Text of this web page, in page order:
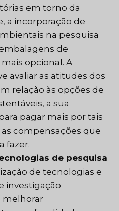
em torno da
a incorporação de
na pesquisa
de
opcional. A
avaliar as atitudes dos
relação às opções de
a sua
pagar mais por tais
compensações que
fazer.
de pesquisa
de tecnologias e
investigação
melhorar